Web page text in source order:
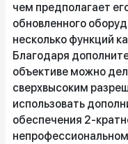
чем предполагает
обновленного
несколько функций
Благодаря
объективе можно
сверхвысоким
использовать
обеспечения 2-